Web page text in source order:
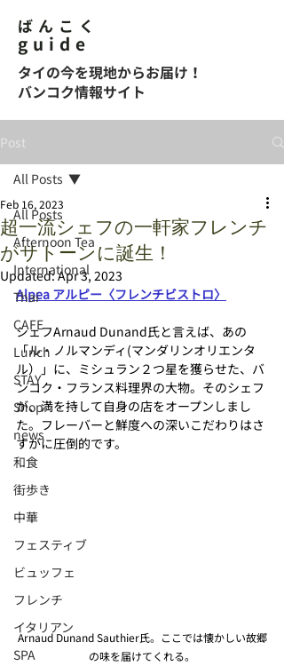
ばんこく
guide
タイの今を現地からお届け！
バンコク情報サイト
Post
All Posts
Afternoon Tea
International
Thai
CAFE
Lunch
STAY
Shop
news
和食
街歩き
中華
フェスティブ
ビュッフェ
フレンチ
イタリアン
SPA
All Posts
超一流シェフの一軒家フレンチ
がサトーンに誕生！
Feb 16, 2023
Updated:Apr 3, 2023
Alpea アルピー〈フレンチビストロ〉
シェフArnaud Dunand氏と言えば、あの
「ル・ノルマンディ(マンダリンオリエンタ
ル）」に、ミシュラン２つ星を獲らせた、バ
ンコク・フランス料理界の大物。そのシェフ
が、満を持して自身の店をオープンしまし
た。フレーバーと鮮度への深いこだわりはさ
すがに圧倒的です。
Arnaud Dunand Sauthier氏。ここでは懐かしい故郷
の味を届けてくれる。